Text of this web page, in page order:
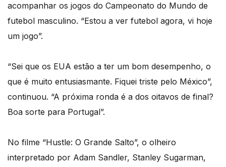
acompanhar os jogos do Campeonato do Mundo de
futebol masculino. “Estou a ver futebol agora, vi hoje
um jogo”.
“Sei que os EUA estão a ter um bom desempenho, o
que é muito entusiasmante. Fiquei triste pelo México”,
continuou. “A próxima ronda é a dos oitavos de final?
Boa sorte para Portugal”.
No filme “Hustle: O Grande Salto”, o olheiro
interpretado por Adam Sandler, Stanley Sugarman,